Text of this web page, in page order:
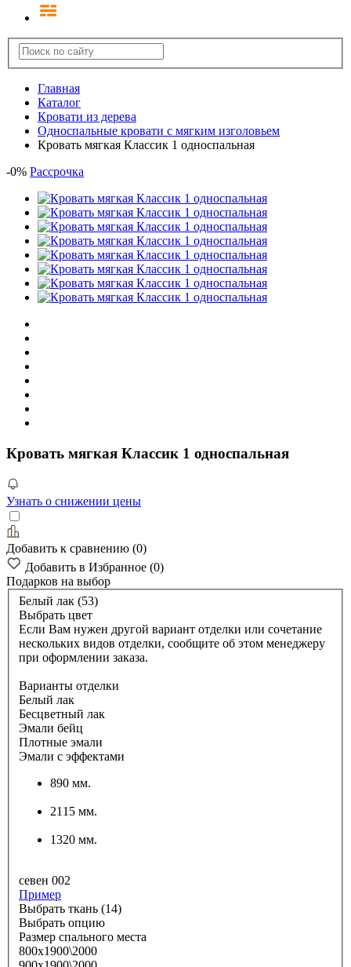
Главная
Каталог
Кровати из дерева
Односпальные кровати с мягким изголовьем
Кровать мягкая Классик 1 односпальная
-0% Рассрочка
Кровать мягкая Классик 1 односпальная
Узнать о снижении цены
Добавить к сравнению (0)
Добавить в Избранное (0)
Подарков на выбор
Белый лак (53)
Выбрать цвет
Если Вам нужен другой вариант отделки или сочетание
нескольких видов отделки, сообщите об этом менеджеру
при оформлении заказа.
Варианты отделки
Белый лак
Бесцветный лак
Эмали бейц
Плотные эмали
Эмали с эффектами
890 мм.
2115 мм.
1320 мм.
севен 002
Пример
Выбрать ткань (14)
Выбрать опцию
Размер спального места
800х1900\2000